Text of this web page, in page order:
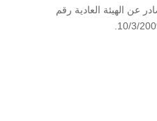
عن الهيئة العادية رقم